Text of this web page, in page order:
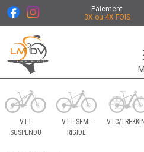
Paiement
3X ou 4X FOIS
Le Marché du Vélo Votre
VTT
SUSPENDU
VTT SEMI-
RIGIDE
VTC/